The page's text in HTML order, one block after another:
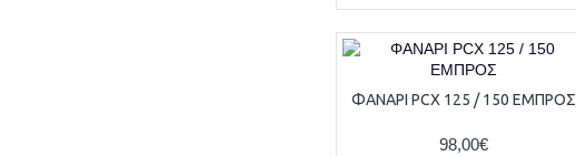
ΦΑΝΑΡΙ PCX 125 / 150 ΕΜΠΡΟΣ
98,00€